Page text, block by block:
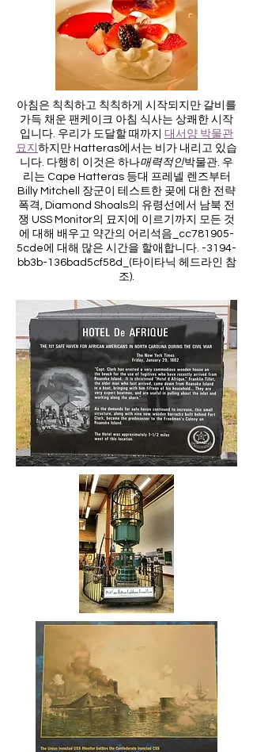
아침은 칙칙하고 칙칙하게 시작되지만 갈비를
가득 채운 팬케이크 아침 식사는 상쾌한 시작
입니다. 우리가 도달할 때까지 대서양 박물관
묘지 하지만 Hatteras에서는 비가 내리고 있습
니다. 다행히 이것은 하나매력적인박물관. 우
리는 Cape Hatteras 등대 프레넬 렌즈부터
Billy Mitchell 장군이 테스트한 곶에 대한 전략
폭격, Diamond Shoals의 유령선에서 남북 전
쟁 USS Monitor의 묘지에 이르기까지 모든 것
에 대해 배우고 약간의 어리석음_cc781905-
5cde에 대해 많은 시간을 할애합니다. -3194-
bb3b-136bad5cf58d_
(타이타닉 헤드라인 참
조).